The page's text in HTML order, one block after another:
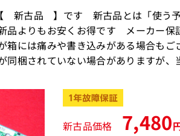
新古品 】です 新古品とは「使う
よりもお安くお得です メーカー保
には痛みや書き込みがある場合も
梱されていない場合がありますが
新古品価格 7,480